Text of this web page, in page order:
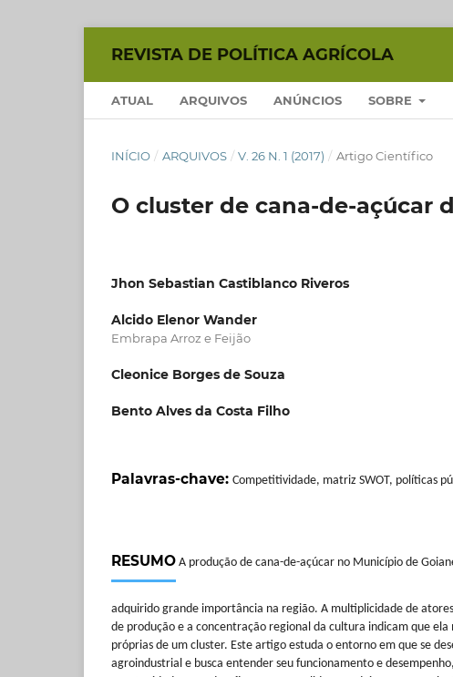
REVISTA DE POLÍTICA AGRÍCOLA
ATUAL ARQUIVOS ANÚNCIOS SOBRE
INÍCIO / ARQUIVOS / V. 26 N. 1 (2017) / Artigo Científico
O cluster de cana-de-açúcar
Jhon Sebastian Castiblanco Riveros
Alcido Elenor Wander
Embrapa Arroz e Feijão
Cleonice Borges de Souza
Bento Alves da Costa Filho
Palavras-chave: Competitividade, matriz SWOT, políticas
RESUMO A produção de cana-de-açúcar no Município de
adquirido grande importância na região. A multiplicidade de
de produção e a concentração regional da cultura indicam que
próprias de um cluster. Este artigo estuda o entorno em que se
agroindustrial e busca entender seu funcionamento e